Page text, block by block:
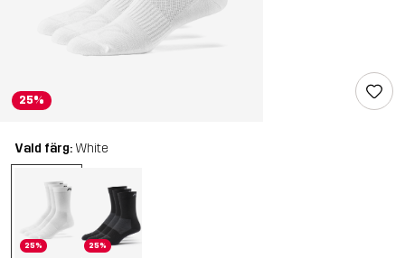
25%
Vald färg: White
25% 25%